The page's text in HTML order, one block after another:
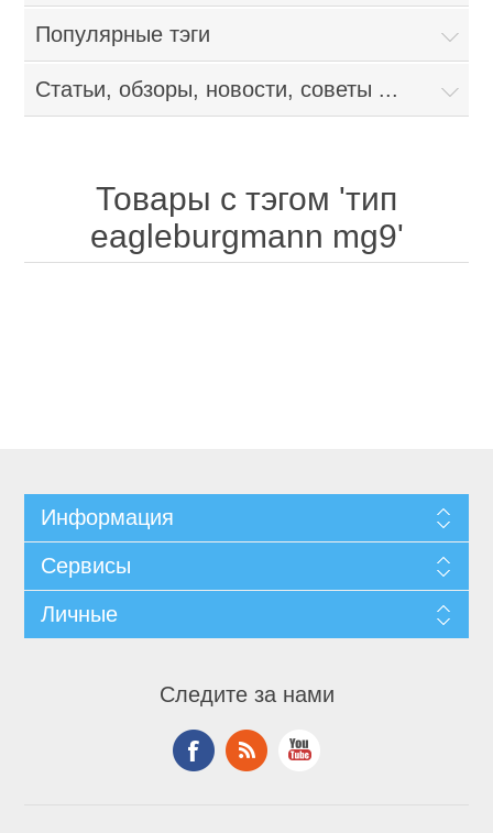
Популярные тэги
Статьи, обзоры, новости, советы ...
Товары с тэгом 'тип
eagleburgmann mg9'
Информация
Сервисы
Личные
Следите за нами